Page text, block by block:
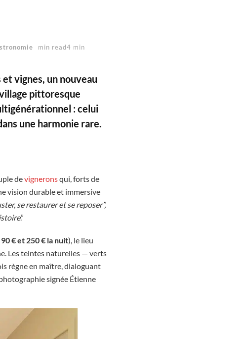
min read4 min
vignes, un nouveau
pittoresque
: celui
une harmonie rare.
devigneronsqui, forts de
vision durable et immersive
se restaurer et se reposer”,
.”
€ et 250 € la nuit), le lieu
Les teintes naturelles — verts
règne en maître, dialoguant
signée Étienne